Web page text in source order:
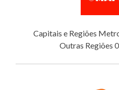
Capitais e Regiões
Outras Regiões